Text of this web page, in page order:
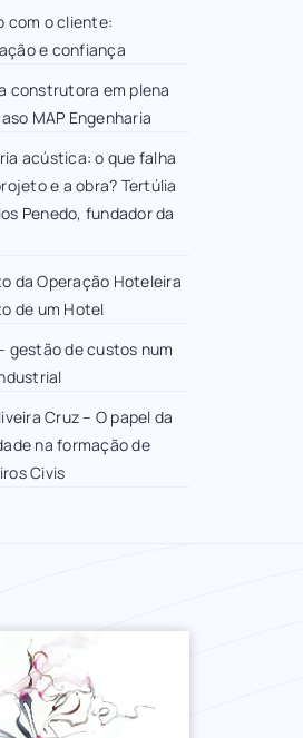
com o cliente:
e confiança
construtora em plena
MAP Engenharia
acústica: o que falha
e a obra? Tertúlia
Penedo, fundador da
da Operação Hoteleira
de um Hotel
gestão de custos num
Cruz – O papel da
na formação de
Civis